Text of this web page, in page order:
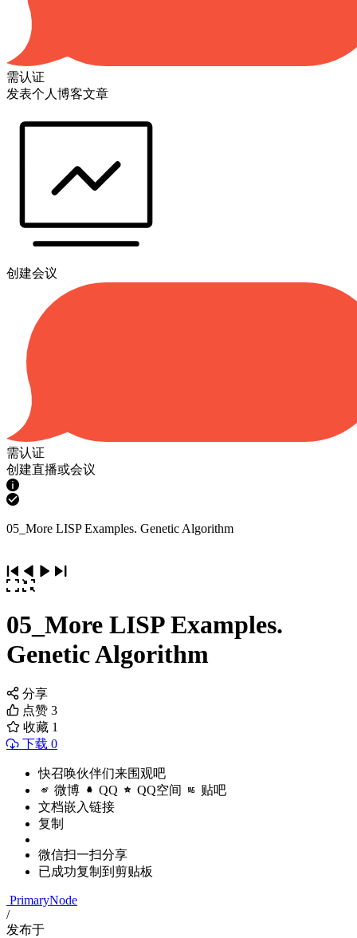
需认证
发表个人博客文章
创建会议
需认证
创建直播或会议
05_More LISP Examples. Genetic Algorithm
05_More LISP Examples.
Genetic Algorithm
分享
点赞 3
收藏 1
下载 0
快召唤伙伴们来围观吧
微博 QQ QQ空间 贴吧
文档嵌入链接
复制
微信扫一扫分享
已成功复制到剪贴板
PrimaryNode
/
发布于